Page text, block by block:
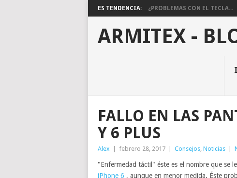
ES TENDENCIA: ¿PROBLEMAS CON EL TECLA...
ARMITEX -
FALLO EN LAS
Y 6 PLUS
Alex febrero 28, 2017 Consejos, Noticias
"Enfermedad táctil" éste es el nombre que se
iPhone 6 , aunque en menor medida. Éste